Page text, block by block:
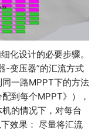
化设计的必要步骤。
-变压器”的汇流方式
一路MPPT下的方法
到每个MPPT》），
的情况下，对每台
效果： 尽量将汇流